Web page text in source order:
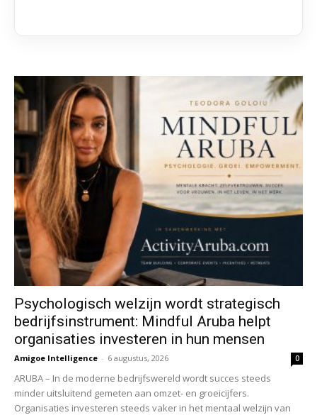
Psychologisch welzijn wordt strategisch
bedrijfsinstrument: Mindful Aruba helpt
organisaties investeren in hun mensen
Amigoe Intelligence - 6 augustus, 2026 0
ARUBA – In de moderne bedrijfswereld wordt succes steeds
minder uitsluitend gemeten aan omzet- en groeicijfers.
Organisaties investeren steeds vaker in het mentaal welzijn van